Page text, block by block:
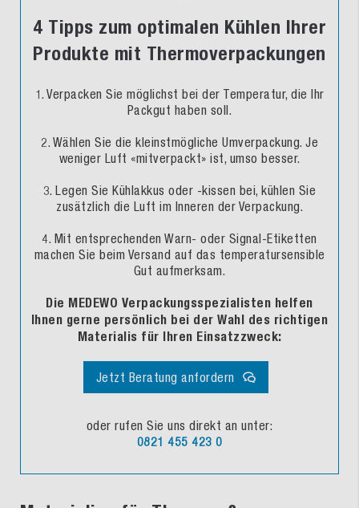
4 Tipps zum optimalen Kühlen Ihrer
Produkte mit Thermoverpackungen
1. Verpacken Sie möglichst bei der Temperatur, die Ihr
Packgut haben soll.
2. Wählen Sie die kleinstmögliche Umverpackung. Je
weniger Luft «mitverpackt» ist, umso besser.
3. Legen Sie Kühlakkus oder -kissen bei, kühlen Sie
zusätzlich die Luft im Inneren der Verpackung.
4. Mit entsprechenden Warn- oder Signal-Etiketten
machen Sie beim Versand auf das temperatursensible
Gut aufmerksam.
Die MEDEWO Verpackungsspezialisten helfen
Ihnen gerne persönlich bei der Wahl des richtigen
Materialis für Ihren Einsatzzweck:
Jetzt Beratung anfordern
oder rufen Sie uns direkt an unter:
0821 455 423 0